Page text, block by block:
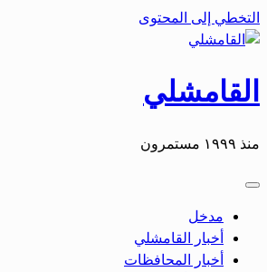
التخطي إلى المحتوى
القامشلي
منذ ١٩٩٩ مستمرون
مدخل
أخبار القامشلي
أخبار المحافظات